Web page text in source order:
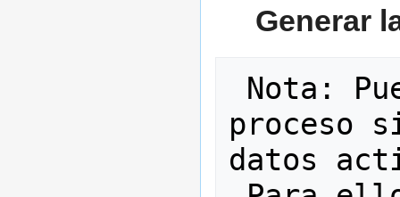
Generar
proceso
datos